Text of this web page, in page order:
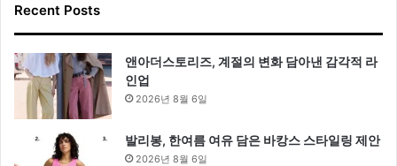
Recent Posts
앤아더스토리즈, 계절의 변화 담아낸 감각적 라
인업
2026년 8월 6일
발리봉, 한여름 여유 담은 바캉스 스타일링 제안
2026년 8월 6일